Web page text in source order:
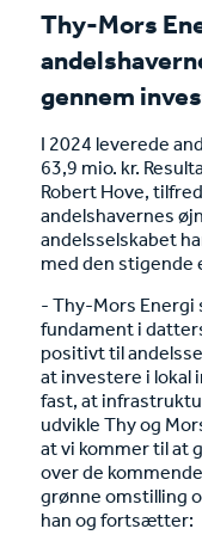
Thy-Mors
gennem
I 2024 leverede
63,9 mio. kr.
Robert Hove,
andelshavernes
andelsselskabet
med den
- Thy-Mors
fundament i
positivt til
at investere i lokal
fast, at
udvikle Thy og
at vi kommer til at
over de
grønne omstilling
han og fortsætter: